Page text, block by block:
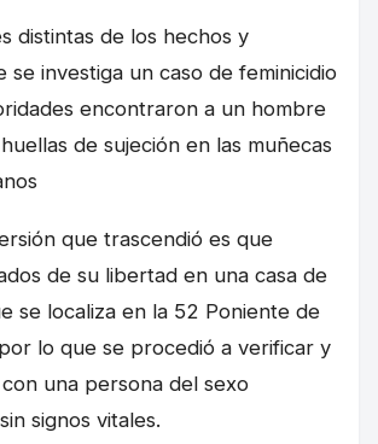
distintas de los hechos y
se investiga un caso de feminicidio
encontraron a un hombre
de sujeción en las muñecas
que trascendió es que
de su libertad en una casa de
se localiza en la 52 Poniente de
lo que se procedió a verificar y
una persona del sexo
signos vitales.